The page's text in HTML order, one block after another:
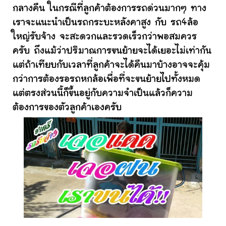
กลางคืน ในกรณีที่ลูกค้าต้องการรถด่วนมากๆ ทาง
เราจะแนะนำเป็นรถกระบะหลังคาสูง กับ รถ4ล้อ
ใหญ่รับจ้าง จะสะดวกและรวดเร็วกว่าพอสมควร
ครับ ถึงแม้ว่าปริมาณการขนย้ายจะได้เยอะไม่เท่ากัน
แต่ถ้าเทียบกับเวลาที่ลูกค้าจะได้คืนมาบ้างอาจจะคุ้ม
กว่าการต้องรอรถหกล้อเพื่อที่จะขนย้ายไปทั้งหมด
แต่ตรงส่วนนี้ก็ขึ้นอยู่กับความจำเป็นแล้วก็ความ
ต้องการของตัวลูกค้าเองครับ